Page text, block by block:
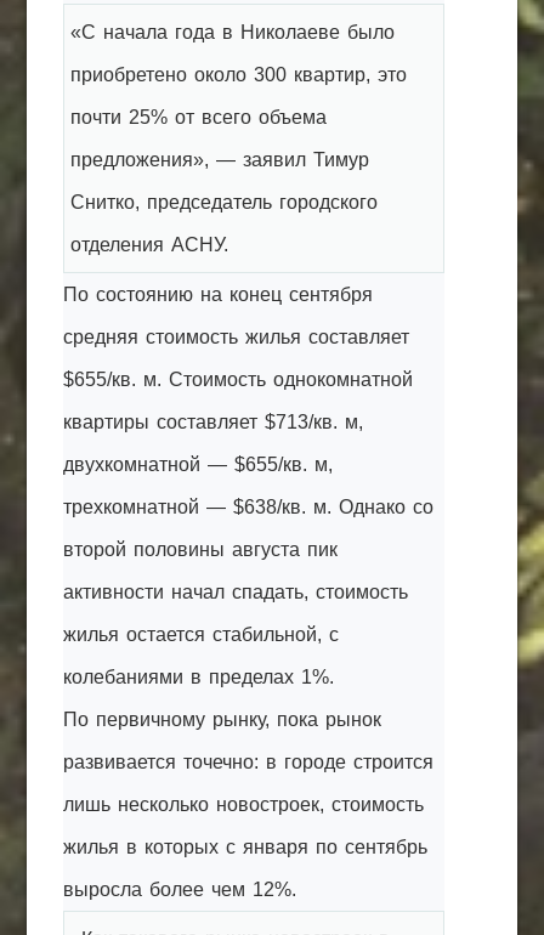
«С начала года в Николаеве было
приобретено около 300 квартир, это
почти 25% от всего объема
предложения», — заявил Тимур
Снитко, председатель городского
отделения АСНУ.
По состоянию на конец сентября
средняя стоимость жилья составляет
$655/кв. м. Стоимость однокомнатной
квартиры составляет $713/кв. м,
двухкомнатной — $655/кв. м,
трехкомнатной — $638/кв. м. Однако со
второй половины августа пик
активности начал спадать, стоимость
жилья остается стабильной, с
колебаниями в пределах 1%.
По первичному рынку, пока рынок
развивается точечно: в городе строится
лишь несколько новостроек, стоимость
жилья в которых с января по сентябрь
выросла более чем 12%.